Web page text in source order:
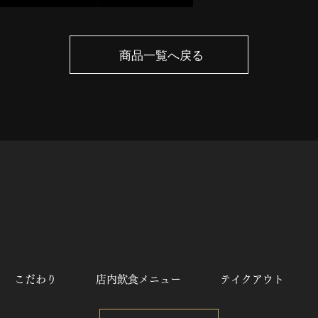
商品一覧へ戻る
こだわり 店内飲食メニュー テイクアウト